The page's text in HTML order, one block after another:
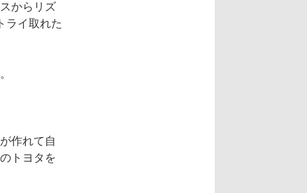
からリズ
ライ取れた
作れて自
トヨタを